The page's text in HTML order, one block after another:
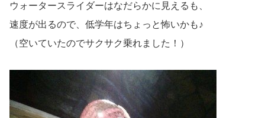
ウォータースライダーはなだらかに見えるも、
速度が出るので、低学年はちょっと怖いかも♪
（空いていたのでサクサク乗れました！）